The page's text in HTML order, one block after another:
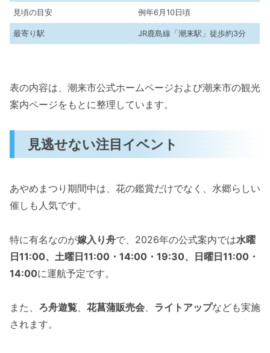
見頃の目安 例年6月10日頃
最寄り駅 JR鹿島線「潮来駅」徒歩約3分
表の内容は、潮来市公式ホームページおよび潮来市の観光
案内ページをもとに整理しています。
見逃せない注目イベント
あやめまつり期間中は、花の鑑賞だけでなく、水郷らしい
催しも人気です。
特に有名なのが嫁入り舟で、2026年の公式案内では水曜
日11:00、土曜日11:00・14:00・19:30、日曜日11:00・
14:00に運航予定です。
また、 ろ舟遊覧、 花菖蒲販売会、 ライトアップなども実施
されます。